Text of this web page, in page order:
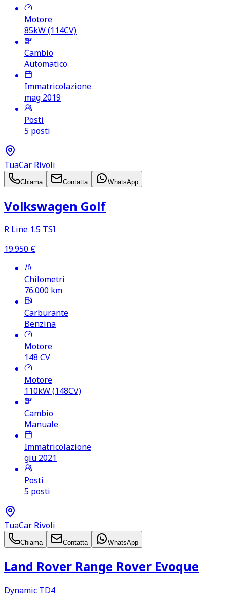
Motore
85kW (114CV)
Cambio
Automatico
Immatricolazione
mag 2019
Posti
5 posti
TuaCar Rivoli
Chiama Contatta WhatsApp
Volkswagen Golf
R Line 1.5 TSI
19.950 €
Chilometri
76.000 km
Carburante
Benzina
Motore
148 CV
Motore
110kW (148CV)
Cambio
Manuale
Immatricolazione
giu 2021
Posti
5 posti
TuaCar Rivoli
Chiama Contatta WhatsApp
Land Rover Range Rover Evoque
Dynamic TD4